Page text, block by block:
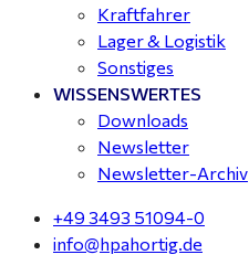
Kraftfahrer
Lager & Logistik
Sonstiges
WISSENSWERTES
Downloads
Newsletter
Newsletter-Archiv
+49 3493 51094-0
info@hpahortig.de